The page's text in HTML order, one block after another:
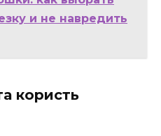
и не навредить
користь